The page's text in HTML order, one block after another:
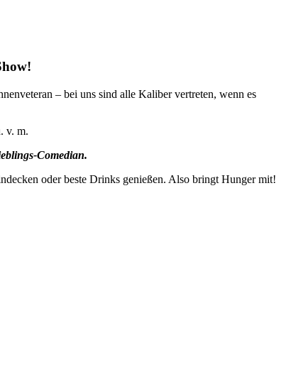
– bei uns sind alle Kaliber vertreten, wenn es
v. m.
Comedian.
oder beste Drinks genießen. Also bringt Hunger mit!